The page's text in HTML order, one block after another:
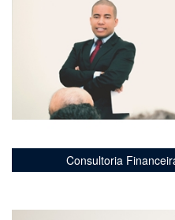
Consultoria